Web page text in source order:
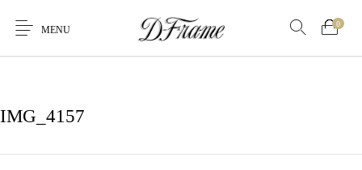
MENU
0
IMG_4157